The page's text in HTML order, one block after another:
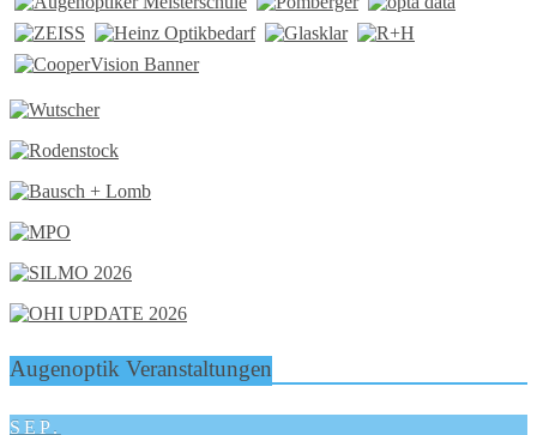
Augenoptik Veranstaltungen
SEP.